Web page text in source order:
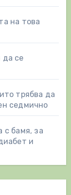
на това
да се
трябва да
седмично
с бамя, за
и